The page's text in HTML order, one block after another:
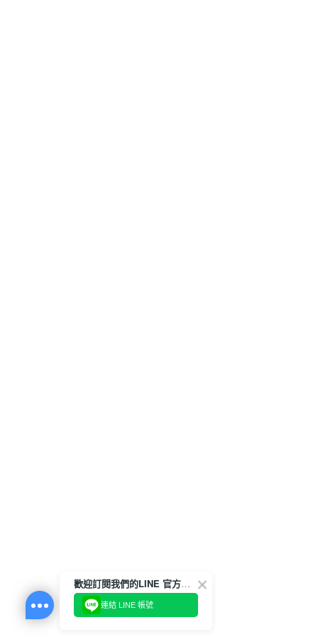
歡迎訂閱我們的LINE 官方帳號
連結 LINE 帳號